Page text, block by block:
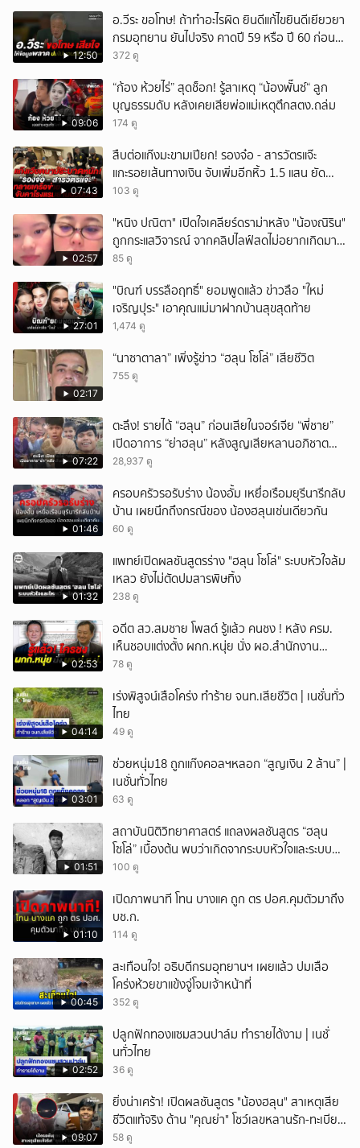
12:50
อ.วีระ ขอโทษ! ถ้าทำอะไรผิด ยินดีแก้ไขยินดีเยียวยา
กรมอุทยาน ยันไปจริง คาดปี 59 หรือ ปี 60 ก่อน
ปิดให้พัก
372 ดู
09:06
“ก้อง ห้วยไร่” สุดช็อก! รู้สาเหตุ “น้องพั๊นซ์“ ลูก
บุญธรรมดับ หลังเคยเสียพ่อแม่เหตุตึกสตง.ถล่ม
174 ดู
07:43
สืบต่อแก๊งมะขามเปียก! รองจ๋อ - สารวัตรแจ๊ะ
แกะรอยเส้นทางเงิน จับเพิ่มอีกหิ้ว 1.5 แสน ยัด
สินบน
103 ดู
02:57
"หนิง ปณิตา" เปิดใจเคลียร์ดราม่าหลัง "น้องณิริน"
ถูกกระแสวิจารณ์ จากคลิปไลฟ์สดไม่อยากเกิดมา
หน้าเหมือนพ่อ
85 ดู
27:01
"บิณฑ์ บรรลือฤทธิ์" ยอมพูดแล้ว ข่าวลือ "ใหม่
เจริญปุระ" เอาคุณแม่มาฝากบ้านสุขสุดท้าย
1,474 ดู
02:17
“นาซาตาลา” เพิ่งรู้ข่าว “ฮลุน โซโล่” เสียชีวิต
755 ดู
07:22
ตะลึง! รายได้ “ฮลุน” ก่อนเสียในจอร์เจีย “พี่ชาย”
เปิดอาการ “ย่าฮลุน” หลังสูญเสียหลานอภิชาต
บุตร!
28,937 ดู
01:46
ครอบครัวรอรับร่าง น้องอั้ม เหยื่อเรือมยุรีนารีกลับ
บ้าน เผยนึกถึงกรณีของ น้องฮลุนเช่นเดียวกัน
60 ดู
01:32
แพทย์เปิดผลชันสูตรร่าง "ฮลุน โซโล่" ระบบหัวใจล้ม
เหลว ยังไม่ตัดปมสารพิษทิ้ง
238 ดู
02:53
อดีต สว.สมชาย โพสต์ รู้แล้ว คนชง ! หลัง ครม.
เห็นชอบแต่งตั้ง ผกก.หนุ่ย นั่ง ผอ.สำนักงาน
ป.ย.ป.
78 ดู
04:14
เร่งพิสูจน์เสือโคร่ง ทำร้าย จนท.เสียชีวิต | เนชั่นทั่ว
ไทย
49 ดู
03:01
ช่วยหนุ่ม18 ถูกแก๊งคอลฯหลอก “สูญเงิน 2 ล้าน” |
เนชั่นทั่วไทย
63 ดู
01:51
สถาบันนิติวิทยาศาสตร์ แถลงผลชันสูตร “ฮลุน
โซโล่” เบื้องต้น พบว่าเกิดจากระบบหัวใจและระบบ
ไหลเวียนโลหิตล้มเหลว
100 ดู
01:10
เปิดภาพนาที โทน บางแค ถูก ตร ปอศ.คุมตัวมาถึง
บช.ก.
114 ดู
00:45
สะเทือนใจ! อธิบดีกรมอุทยานฯ เผยแล้ว ปมเสือ
โคร่งห้วยขาแข้งจู่โจมเจ้าหน้าที่
352 ดู
02:52
ปลูกฟักทองแซมสวนปาล์ม ทำรายได้งาม | เนชั่
นทั่วไทย
36 ดู
09:07
ยิ่งน่าเศร้า! เปิดผลชันสูตร "น้องฮลุน" สาเหตุเสีย
ชีวิตแท้จริง ด้าน "คุณย่า" โชว์เลขหลานรัก-ทะเบียน
รถเคลื่อนร่าง!
58 ดู